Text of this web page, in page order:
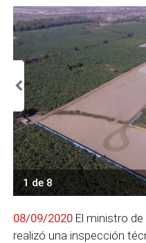
1 de 8
08/09/2020 El ministro de
realizó una inspección